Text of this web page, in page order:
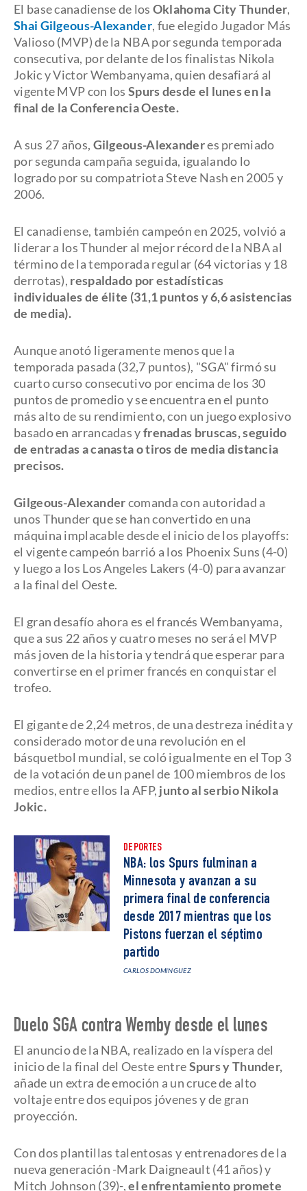
El base canadiense de los Oklahoma City Thunder,
Shai Gilgeous-Alexander, fue elegido Jugador Más
Valioso (MVP) de la NBA por segunda temporada
consecutiva, por delante de los finalistas Nikola
Jokic y Victor Wembanyama, quien desafiará al
vigente MVP con losSpurs desde el lunes en la
final de la Conferencia Oeste.
A sus 27 años, Gilgeous-Alexanderes premiado
por segunda campaña seguida, igualando lo
logrado por su compatriota Steve Nash en 2005 y
2006.
El canadiense, también campeón en 2025, volvió a
liderar a los Thunder al mejor récord de la NBA al
término de la temporada regular (64 victorias y 18
derrotas), respaldado por estadísticas
individuales de élite (31,1 puntos y 6,6 asistencias
de media).
Aunque anotó ligeramente menos que la
temporada pasada (32,7 puntos), "SGA" firmó su
cuarto curso consecutivo por encima de los 30
puntos de promedio y se encuentra en el punto
más alto de su rendimiento, con un juego explosivo
basado en arrancadas yfrenadas bruscas, seguido
de entradas a canasta o tiros de media distancia
precisos.
Gilgeous-Alexandercomanda con autoridad a
unos Thunder que se han convertido en una
máquina implacable desde el inicio de los playoffs:
el vigente campeón barrió a los Phoenix Suns (4-0)
y luego a los Los Angeles Lakers (4-0) para avanzar
a la final del Oeste.
El gran desafío ahora es el francés Wembanyama,
que a sus 22 años y cuatro meses no será el MVP
más joven de la historia y tendrá que esperar para
convertirse en el primer francés en conquistar el
trofeo.
El gigante de 2,24 metros, de una destreza inédita y
considerado motor de una revolución en el
básquetbol mundial, se coló igualmente en el Top 3
de la votación de un panel de 100 miembros de los
medios, entre ellos la AFP, junto al serbio Nikola
Jokic.
DEPORTES
NBA: los Spurs fulminan a
Minnesota y avanzan a su
primera final de conferencia
desde 2017 mientras que los
Pistons fuerzan el séptimo
partido
CARLOS DOMINGUEZ
Duelo SGA contra Wemby desde el lunes
El anuncio de la NBA, realizado en la víspera del
inicio de la final del Oeste entreSpurs y Thunder,
añade un extra de emoción a un cruce de alto
voltaje entre dos equipos jóvenes y de gran
proyección.
Con dos plantillas talentosas y entrenadores de la
nueva generación -Mark Daigneault (41 años) y
Mitch Johnson (39)-,el enfrentamiento promete